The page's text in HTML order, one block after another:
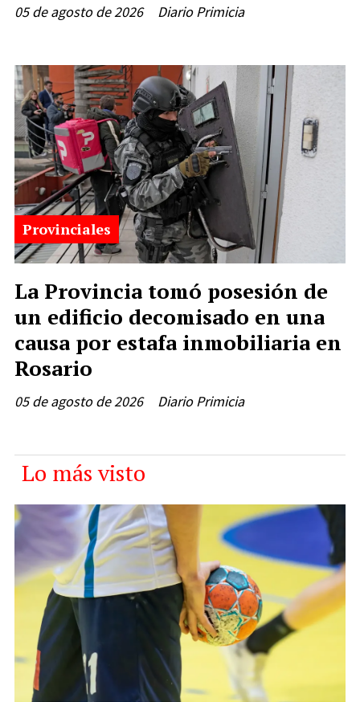
Diario Primicia
05 de agosto de 2026
La Provincia tomó posesión de
un edificio decomisado en una
causa por estafa inmobiliaria en
Rosario
Diario Primicia
Provinciales
05 de agosto de 2026
Lo más visto